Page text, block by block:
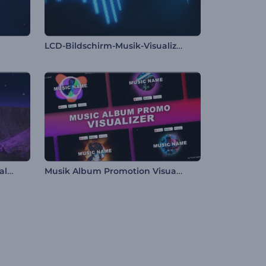
LCD-Bildschirm-Musik-Visualizer
Mars Oberflächenmusik Visualisierer Musik Album Promotion Visualisierer